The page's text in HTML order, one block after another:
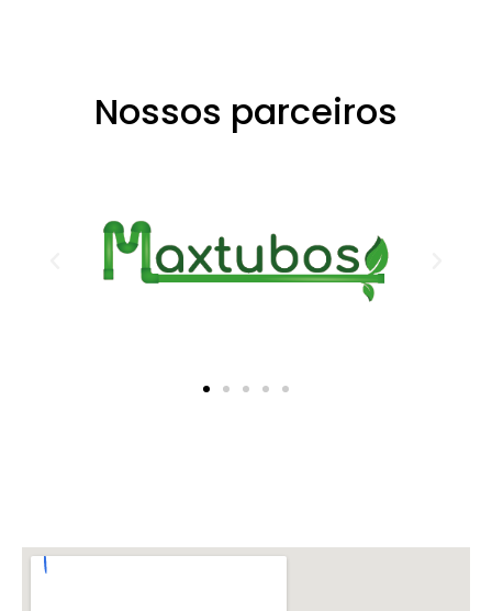
Nossos parceiros